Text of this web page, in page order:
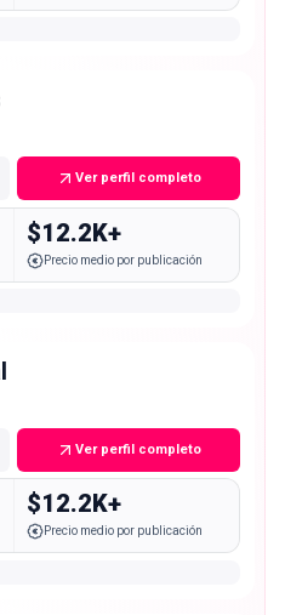
Ver perfil completo
$12.2K+
Precio medio por publicación
Ver perfil completo
$12.2K+
Precio medio por publicación